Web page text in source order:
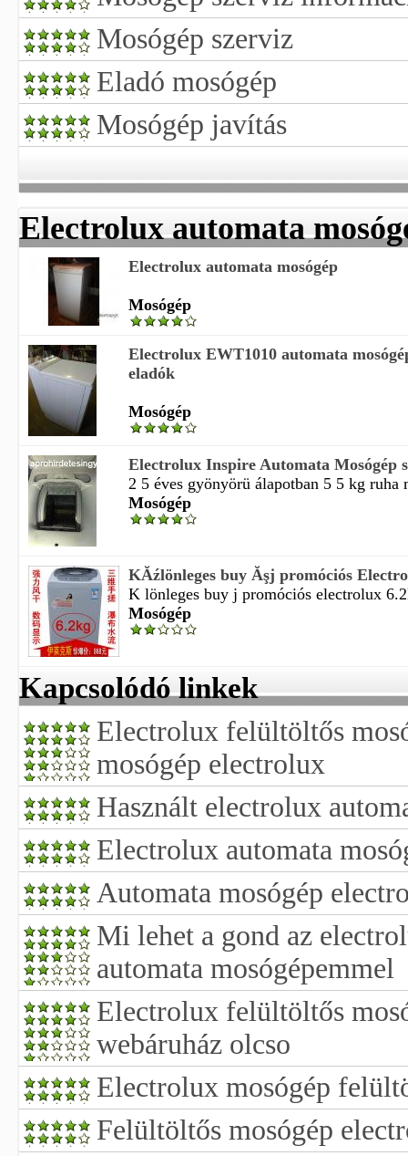
Mosógép szerviz
Eladó mosógép
Mosógép javítás
Electrolux automata
Electrolux automata mosógép
Mosógép
Electrolux EWT1010 automata
eladók
Mosógép
Electrolux Inspire Automata Mosógép
2 5 éves gyönyörü álapotban 5 5 kg ruha
Mosógép
KĂźlönleges buy Ăşj promóciós
K lönleges buy j promóciós electrolux
Mosógép
Kapcsolódó linkek
Electrolux felültöltős
mosógép electrolux
Használt electrolux
Electrolux automata
Automata mosógép
Mi lehet a gond az
automata mosógépemmel
Electrolux felültöltős
webáruház olcso
Electrolux mosógép
Felültöltős mosógép